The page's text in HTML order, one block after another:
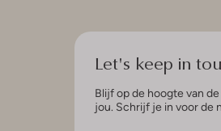
Let's keep in
Blijf op de hoogte van
jou. Schrijf je in voor de